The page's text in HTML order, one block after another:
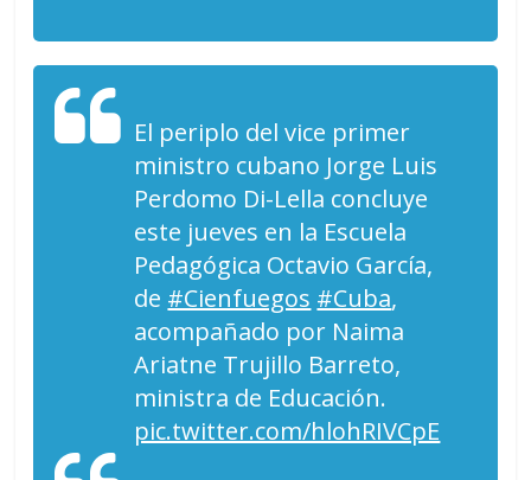
El periplo del vice primer
ministro cubano Jorge Luis
Perdomo Di-Lella concluye
este jueves en la Escuela
Pedagógica Octavio García,
de #Cienfuegos #Cuba,
acompañado por Naima
Ariatne Trujillo Barreto,
ministra de Educación.
pic.twitter.com/hlohRIVCpE